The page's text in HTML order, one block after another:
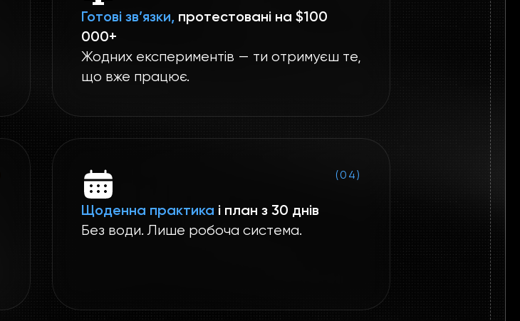
Готові зв’язки, протестовані на $100
000+
Жодних експериментів — ти отримуєш те,
що вже працює.
(04)
Щоденна практика і план з 30 днів
Без води. Лише робоча система.